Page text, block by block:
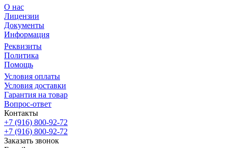
О нас
Лицензии
Документы
Информация
Реквизиты
Политика
Помощь
Условия оплаты
Условия доставки
Гарантия на товар
Вопрос-ответ
Контакты
+7 (916) 800-92-72
+7 (916) 800-92-72
Заказать звонок